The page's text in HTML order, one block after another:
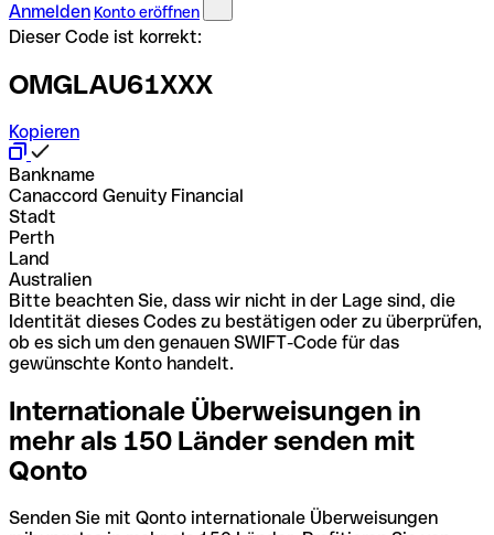
Anmelden Konto eröffnen
Dieser Code ist korrekt:
OMGLAU61XXX
Kopieren
Bankname
Canaccord Genuity Financial
Stadt
Perth
Land
Australien
Bitte beachten Sie, dass wir nicht in der Lage sind, die
Identität dieses Codes zu bestätigen oder zu überprüfen,
ob es sich um den genauen SWIFT-Code für das
gewünschte Konto handelt.
Internationale Überweisungen in
mehr als 150 Länder senden mit
Qonto
Senden Sie mit Qonto internationale Überweisungen